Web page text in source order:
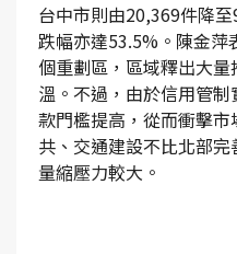
台中市則由20,369件降
跌幅亦達53.5%。陳金萍
個重劃區，區域釋出大
溫。不過，由於信用管
款門檻提高，從而衝擊
共、交通建設不比北部
量縮壓力較大。